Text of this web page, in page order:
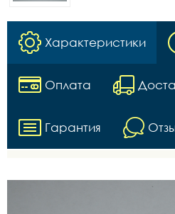
Характеристики
Оплата
Гарантия